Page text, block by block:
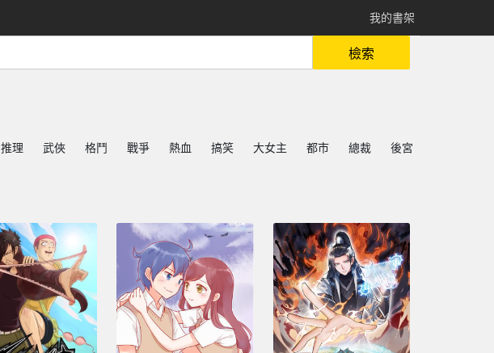
我的書架
檢索
推理 武俠 格鬥 戰爭 熱血 搞笑 大女主 都市 總裁
後宮